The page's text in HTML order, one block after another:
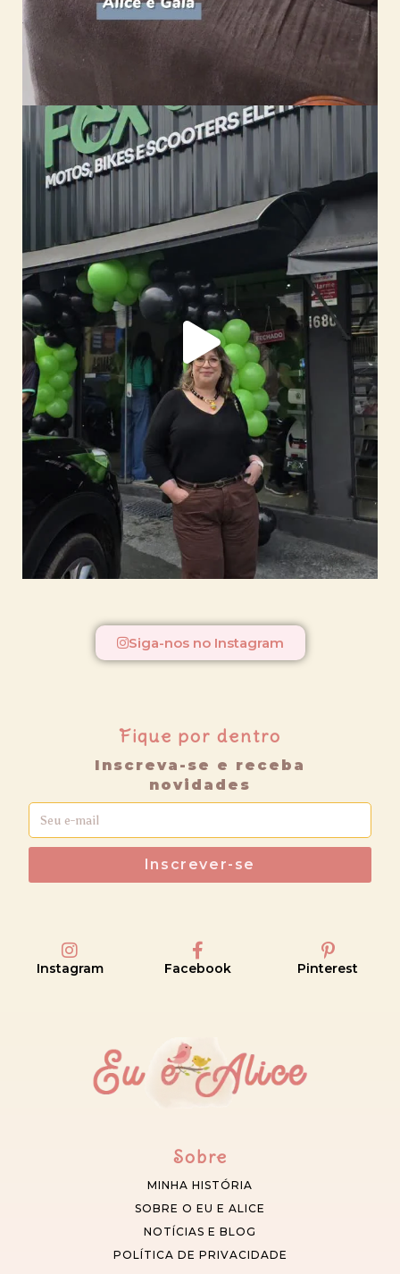
Siga-nos no Instagram
Fique por dentro
Inscreva-se e receba
novidades
Inscrever-se
Instagram Facebook Pinterest
Sobre
MINHA HISTÓRIA
SOBRE O EU E ALICE
NOTÍCIAS E BLOG
POLÍTICA DE PRIVACIDADE